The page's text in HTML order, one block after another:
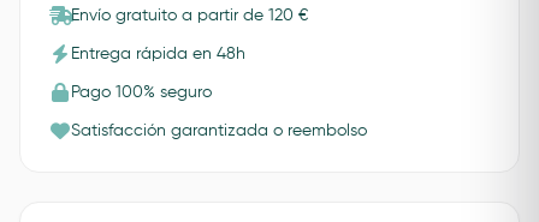
Envío gratuito a partir de 120 €
Entrega rápida en 48h
Pago 100% seguro
Satisfacción garantizada o reembolso